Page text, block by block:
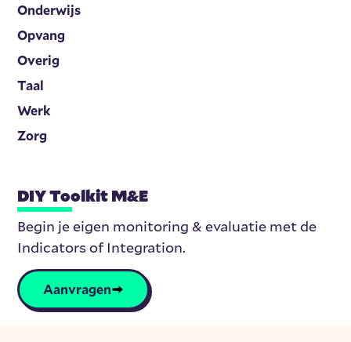
Onderwijs
Opvang
Overig
Taal
Werk
Zorg
DIY Toolkit M&E
Begin je eigen monitoring & evaluatie met de
Indicators of Integration.
Aanvragen